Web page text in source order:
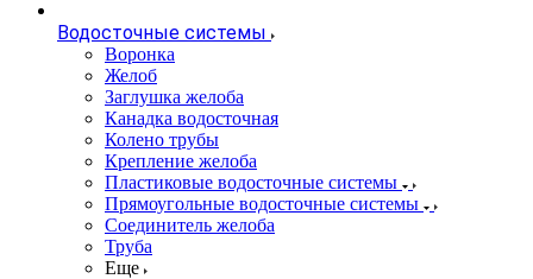
Водосточные системы
Воронка
Желоб
Заглушка желоба
Канадка водосточная
Колено трубы
Крепление желоба
Пластиковые водосточные системы
Прямоугольные водосточные системы
Соединитель желоба
Труба
Еще